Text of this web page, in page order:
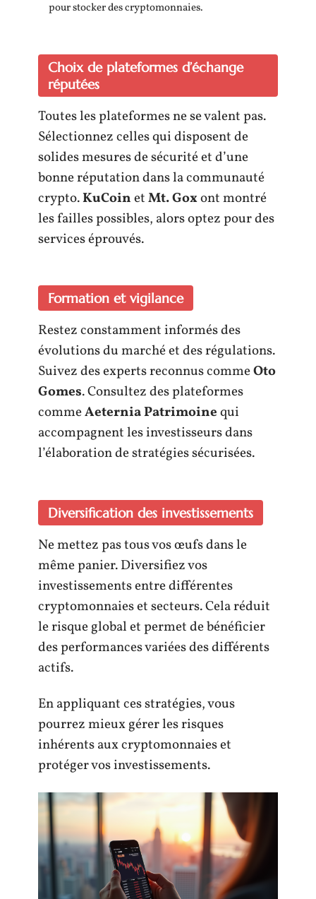
pour stocker des cryptomonnaies.
Choix de plateformes d’échange
réputées
Toutes les plateformes ne se valent pas.
Sélectionnez celles qui disposent de
solides mesures de sécurité et d’une
bonne réputation dans la communauté
crypto.KuCoinetMt. Goxont montré
les failles possibles, alors optez pour des
services éprouvés.
Formation et vigilance
Restez constamment informés des
évolutions du marché et des régulations.
Suivez des experts reconnus commeOto
Gomes. Consultez des plateformes
commeAeternia Patrimoinequi
accompagnent les investisseurs dans
l’élaboration de stratégies sécurisées.
Diversification des investissements
Ne mettez pas tous vos œufs dans le
même panier. Diversifiez vos
investissements entre différentes
cryptomonnaies et secteurs. Cela réduit
le risque global et permet de bénéficier
des performances variées des différents
actifs.
En appliquant ces stratégies, vous
pourrez mieux gérer les risques
inhérents aux cryptomonnaies et
protéger vos investissements.